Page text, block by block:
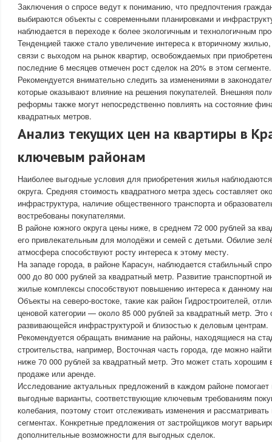
Заключения о спросе ведут к пониманию, что предпочтения
выбираются объекты с современными планировками и
наблюдается в переходе к более экологичным и технологичным
Тенденцией также стало увеличение интереса к вторичному
связи с выходом на рынок квартир, освобождаемых при
последние 6 месяцев отмечен рост сделок на 20% в этом сегменте.
Рекомендуется внимательно следить за изменениями в
которые оказывают влияние на решения покупателей. Внешняя
реформы также могут непосредственно повлиять на состояние
квадратных метров.
Анализ текущих цен на квартиры в
ключевым районам
Наиболее выгодные условия для приобретения жилья
округа. Средняя стоимость квадратного метра здесь составляет
инфраструктура, наличие общественного транспорта и
востребованы покупателями.
В районе южного округа цены ниже, в среднем 72 000 рублей за
его привлекательным для молодёжи и семей с детьми. Обилие
атмосфера способствуют росту интереса к этому месту.
На западе города, в районе Карасун, наблюдается стабильный
000 до 80 000 рублей за квадратный метр. Развитие транспортной
жилые комплексы способствуют повышению интереса к данному
Объекты на северо-востоке, такие как район Гидростроителей,
ценовой категории — около 85 000 рублей за квадратный метр.
развивающейся инфраструктурой и близостью к деловым центрам.
Рекомендуется обращать внимание на районы, находящиеся на
строительства, например, Восточная часть города, где можно
ниже 70 000 рублей за квадратный метр. Это может стать
продаже или аренде.
Исследование актуальных предложений в каждом районе помогает
выгодные варианты, соответствующие ключевым требованиям
колебания, поэтому стоит отслеживать изменения и
сегментах. Конкретные предложения от застройщиков могут
дополнительные возможности для выгодных сделок.